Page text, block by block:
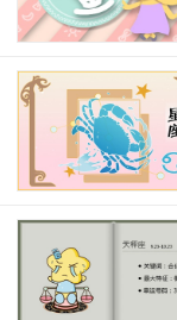
健康运
在2024年5月
稳定，没有出
旬期间，天秤
和精力不足的
强休息，避免
保证营养摄入